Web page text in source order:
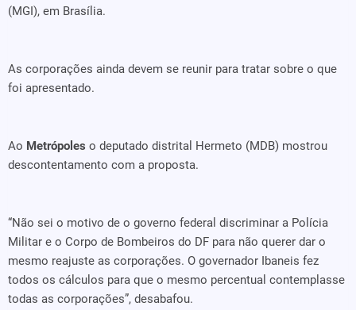
(MGI), em Brasília.
As corporações ainda devem se reunir para tratar sobre o que
foi apresentado.
Ao Metrópoles o deputado distrital Hermeto (MDB) mostrou
descontentamento com a proposta.
“Não sei o motivo de o governo federal discriminar a Polícia
Militar e o Corpo de Bombeiros do DF para não querer dar o
mesmo reajuste as corporações. O governador Ibaneis fez
todos os cálculos para que o mesmo percentual contemplasse
todas as corporações”, desabafou.